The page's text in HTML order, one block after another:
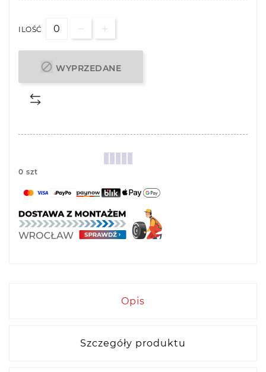
ILOŚĆ
 WYPRZEDANE
0 szt
Opis
Szczegóły produktu